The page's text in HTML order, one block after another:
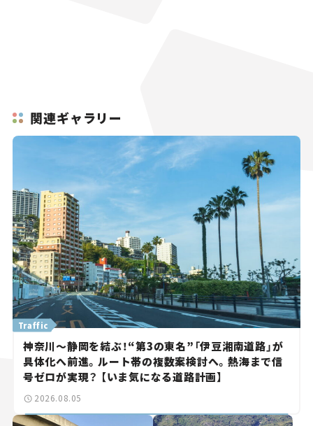
関連ギャラリー
Traffic
神奈川～静岡を結ぶ！“第3の東名”「伊豆湘南道路」が
具体化へ前進。ルート帯の複数案検討へ。熱海まで信
号ゼロが実現？ 【いま気になる道路計画】
2026.08.05